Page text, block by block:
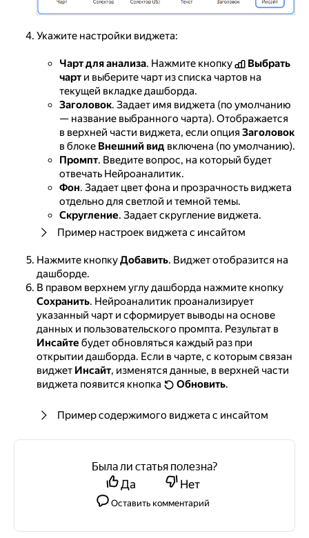
Укажите настройки виджета:
Чарт для анализа. Нажмите кнопку
Выбрать
чарт и выберите чарт из списка чартов на
текущей вкладке дашборда.
Заголовок. Задает имя виджета (по умолчанию
— название выбранного чарта). Отображается
в верхней части виджета, если опция Заголовок
в блоке Внешний вид включена (по умолчанию).
Промпт. Введите вопрос, на который будет
отвечать Нейроаналитик.
Фон. Задает цвет фона и прозрачность виджета
отдельно для светлой и темной темы.
Скругление. Задает скругление виджета.
Пример настроек виджета с инсайтом
Нажмите кнопкуДобавить. Виджет отобразится на
дашборде.
В правом верхнем углу дашборда нажмите кнопку
Сохранить. Нейроаналитик проанализирует
указанный чарт и сформирует выводы на основе
данных и пользовательского промпта. Результат в
Инсайте будет обновляться каждый раз при
открытии дашборда. Если в чарте, с которым связан
виджет Инсайт, изменятся данные, в верхней части
виджета появится кнопка
Обновить.
Пример содержимого виджета с инсайтом
Была ли статья полезна?
Да
Нет
Оставить комментарий